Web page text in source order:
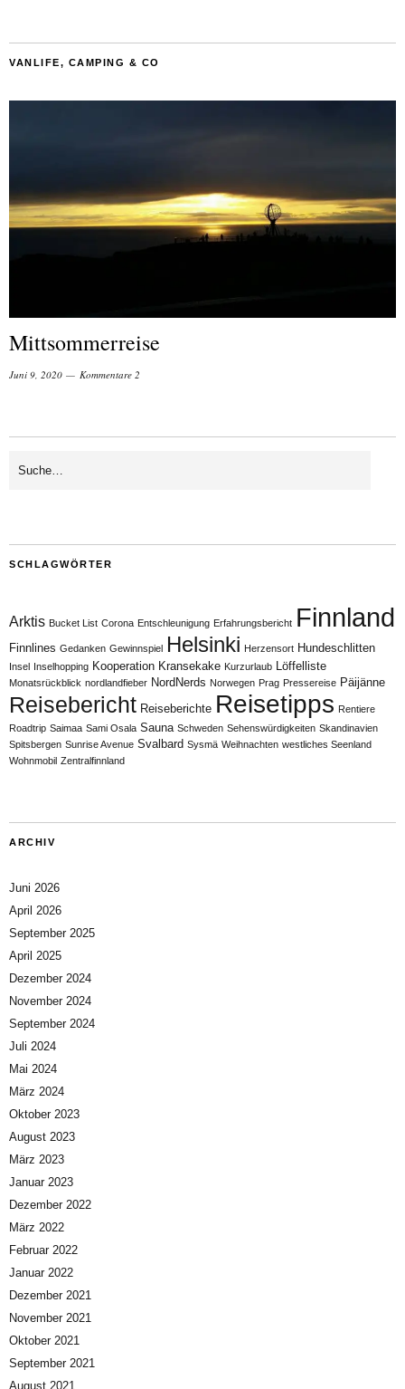
VANLIFE, CAMPING & CO
Mittsommerreise
Juni 9, 2020 Kommentare 2
SCHLAGWÖRTER
Arktis Bucket List Corona Entschleunigung Erfahrungsbericht Finnland
Finnlines Gedanken Gewinnspiel Helsinki Herzensort Hundeschlitten
Insel Inselhopping Kooperation Kransekake Kurzurlaub Löffelliste
Monatsrückblick nordlandfieber NordNerds Norwegen Prag Pressereise Päijänne
Reisebericht Reiseberichte Reisetipps Rentiere
Roadtrip Saimaa Sami Osala Sauna Schweden Sehenswürdigkeiten Skandinavien
Spitsbergen Sunrise Avenue Svalbard Sysmä Weihnachten westliches Seenland
Wohnmobil Zentralfinnland
ARCHIV
Juni 2026
April 2026
September 2025
April 2025
Dezember 2024
November 2024
September 2024
Juli 2024
Mai 2024
März 2024
Oktober 2023
August 2023
März 2023
Januar 2023
Dezember 2022
März 2022
Februar 2022
Januar 2022
Dezember 2021
November 2021
Oktober 2021
September 2021
August 2021